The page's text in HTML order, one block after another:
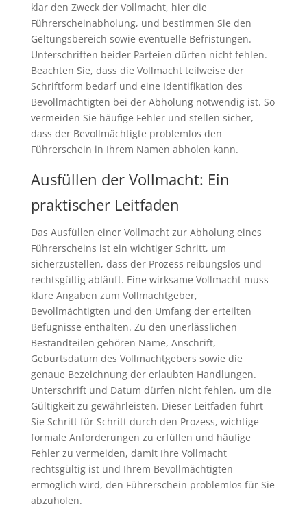
klar den Zweck der Vollmacht, hier die
Führerscheinabholung, und bestimmen Sie den
Geltungsbereich sowie eventuelle Befristungen.
Unterschriften beider Parteien dürfen nicht fehlen.
Beachten Sie, dass die Vollmacht teilweise der
Schriftform bedarf und eine Identifikation des
Bevollmächtigten bei der Abholung notwendig ist. So
vermeiden Sie häufige Fehler und stellen sicher,
dass der Bevollmächtigte problemlos den
Führerschein in Ihrem Namen abholen kann.
Ausfüllen der Vollmacht: Ein
praktischer Leitfaden
Das Ausfüllen einer Vollmacht zur Abholung eines
Führerscheins ist ein wichtiger Schritt, um
sicherzustellen, dass der Prozess reibungslos und
rechtsgültig abläuft. Eine wirksame Vollmacht muss
klare Angaben zum Vollmachtgeber,
Bevollmächtigten und den Umfang der erteilten
Befugnisse enthalten. Zu den unerlässlichen
Bestandteilen gehören Name, Anschrift,
Geburtsdatum des Vollmachtgebers sowie die
genaue Bezeichnung der erlaubten Handlungen.
Unterschrift und Datum dürfen nicht fehlen, um die
Gültigkeit zu gewährleisten. Dieser Leitfaden führt
Sie Schritt für Schritt durch den Prozess, wichtige
formale Anforderungen zu erfüllen und häufige
Fehler zu vermeiden, damit Ihre Vollmacht
rechtsgültig ist und Ihrem Bevollmächtigten
ermöglich wird, den Führerschein problemlos für Sie
abzuholen.